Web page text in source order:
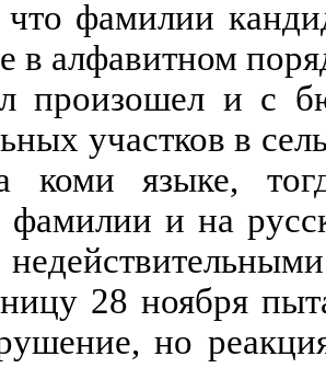
что фамилии
в алфавитном
произошел и с
участков в
коми языке,
фамилии и на
28 ноября
но